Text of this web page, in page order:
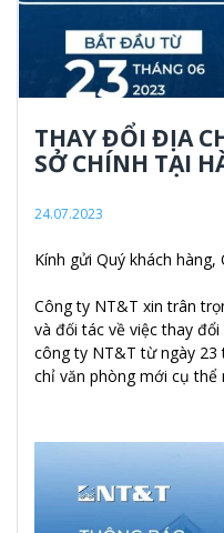
THAY ĐỔI ĐỊA
SỞ CHÍNH TẠI
24.07.2023
Kính gửi Quý khách
Công ty NT&T xin trân
và đối tác về việc thay
công ty NT&T từ ngày
chỉ văn phòng mới cụ thể